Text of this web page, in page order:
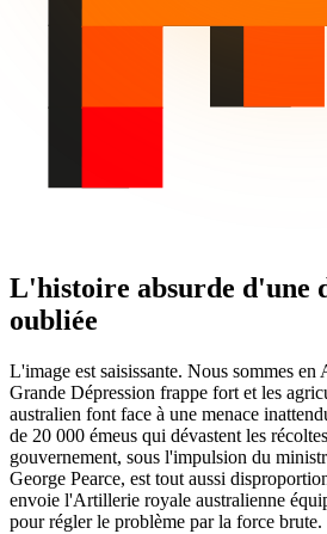
L'histoire absurde d'une
oubliée
L'image est saisissante. Nous sommes
Grande Dépression frappe fort et les
australien font face à une menace
de 20 000 émeus qui dévastent les
gouvernement, sous l'impulsion du
George Pearce, est tout aussi
envoie l'Artillerie royale australienne
pour régler le problème par la force brute.